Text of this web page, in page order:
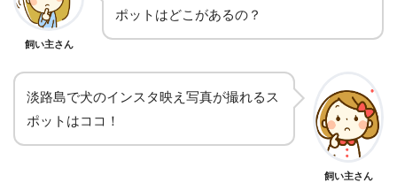
飼い主さん
ポットはどこがあるの？
淡路島で犬のインスタ映え写真が撮れるス
ポットはココ！
飼い主さん